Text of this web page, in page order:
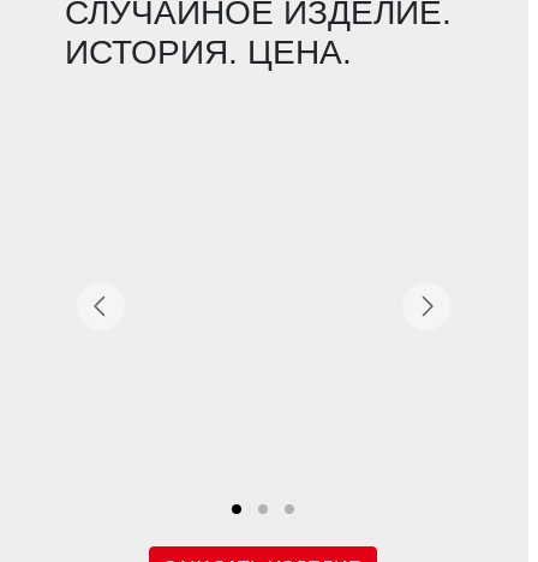
СЛУЧАЙНОЕ ИЗДЕЛИЕ.
ИСТОРИЯ. ЦЕНА.